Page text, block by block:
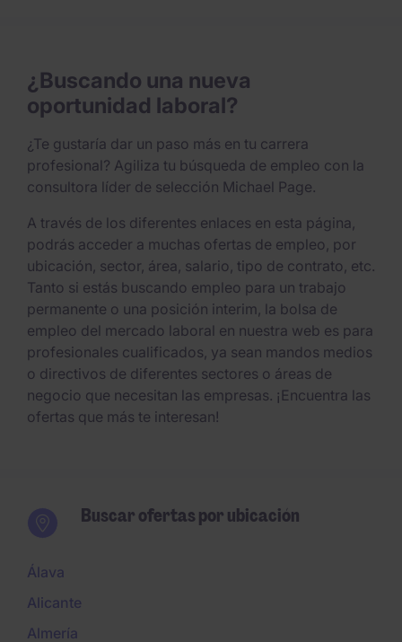
¿Buscando una nueva
oportunidad laboral?
¿Te gustaría dar un paso más en tu carrera
profesional? Agiliza tu búsqueda de empleo con la
consultora líder de selección Michael Page.
A través de los diferentes enlaces en esta página,
podrás acceder a muchas ofertas de empleo, por
ubicación, sector, área, salario, tipo de contrato, etc.
Tanto si estás buscando empleo para un trabajo
permanente o una posición interim, la bolsa de
empleo del mercado laboral en nuestra web es para
profesionales cualificados, ya sean mandos medios
o directivos de diferentes sectores o áreas de
negocio que necesitan las empresas. ¡Encuentra las
ofertas que más te interesan!
Buscar ofertas por ubicación
Álava
Alicante
Almería